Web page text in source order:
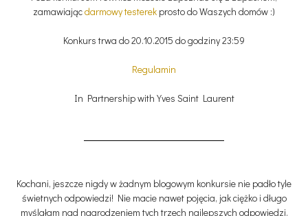
zamawiającdarmowy testerek prosto do Waszych domów :)
Konkurs trwa do 20.10.2015 do godziny 23:59
Regulamin
In Partnership with Yves Saint Laurent
Kochani, jeszcze nigdy w żadnym blogowym konkursie nie padło tyle
świetnych odpowiedzi! Nie macie nawet pojęcia, jak ciężko i długo
myślałam nad nagrodzeniem tych trzech najlepszych odpowiedzi.